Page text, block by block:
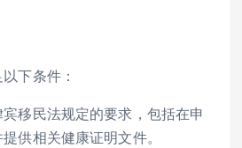
下条件：
移民法规定的要求，包括在申
供相关健康证明文件。